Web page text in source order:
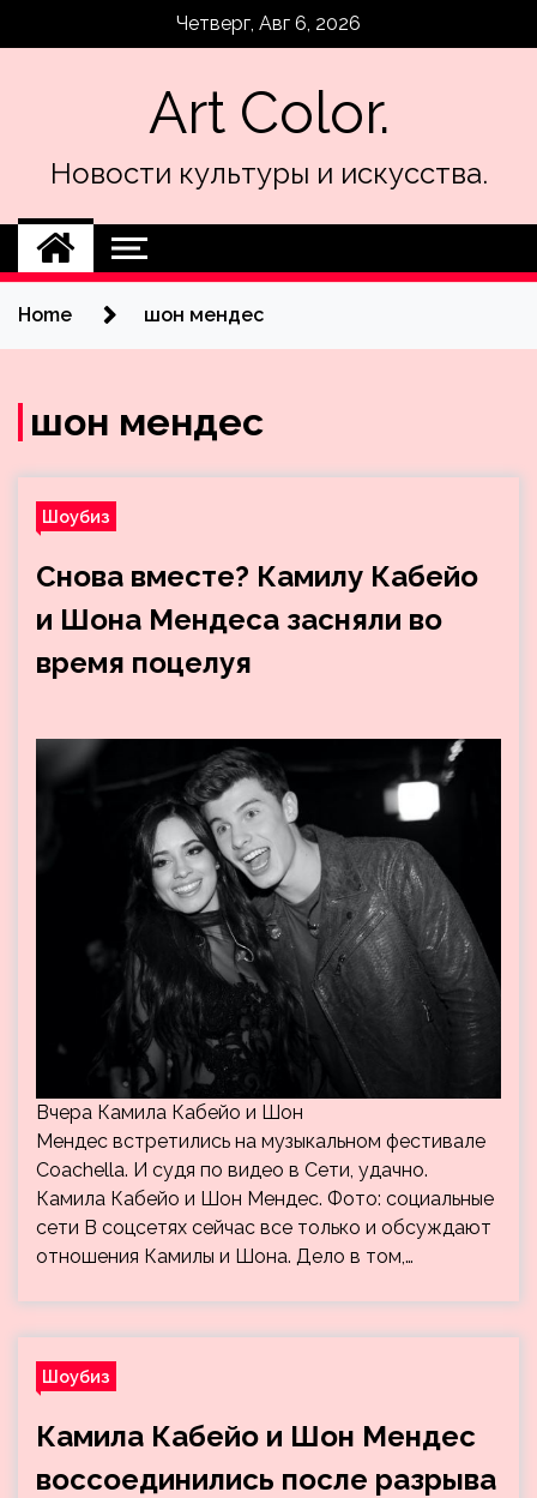
Четверг, Авг 6, 2026
Art Color.
Новости культуры и искусства.
Home шон мендес
шон мендес
Шоубиз
Снова вместе? Камилу Кабейо
и Шона Мендеса засняли во
время поцелуя
Вчера Камила Кабейо и Шон
Мендес встретились на музыкальном фестивале
Coachella. И судя по видео в Сети, удачно.
Камила Кабейо и Шон Мендес. Фото: социальные
сети В соцсетях сейчас все только и обсуждают
отношения Камилы и Шона. Дело в том,…
Шоубиз
Камила Кабейо и Шон Мендес
воссоединились после разрыва